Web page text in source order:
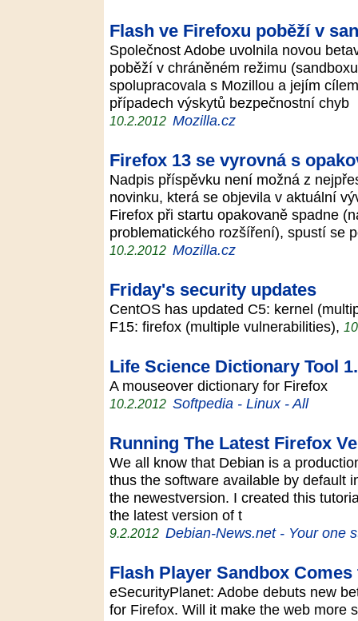
Flash ve Firefoxu poběží v
Společnost Adobe uvolnila novou
poběží v chráněném režimu
spolupracovala s Mozillou a jejím
případech výskytů bezpečnostní chyb
10.2.2012 Mozilla.cz
Firefox 13 se vyrovná s
Nadpis příspěvku není možná z
novinku, která se objevila v aktuální
Firefox při startu opakovaně spadne
problematického rozšíření), spustí se
10.2.2012 Mozilla.cz
Friday's security updates
CentOS has updated C5: kernel
F15: firefox (multiple vulnerabilities),
Life Science Dictionary Tool
A mouseover dictionary for Firefox
10.2.2012 Softpedia - Linux - All
Running The Latest Firefox
We all know that Debian is a
thus the software available by default
the newestversion. I created this
the latest version of t
9.2.2012 Debian-News.net - Your one
Flash Player Sandbox
eSecurityPlanet: Adobe debuts new
for Firefox. Will it make the web more